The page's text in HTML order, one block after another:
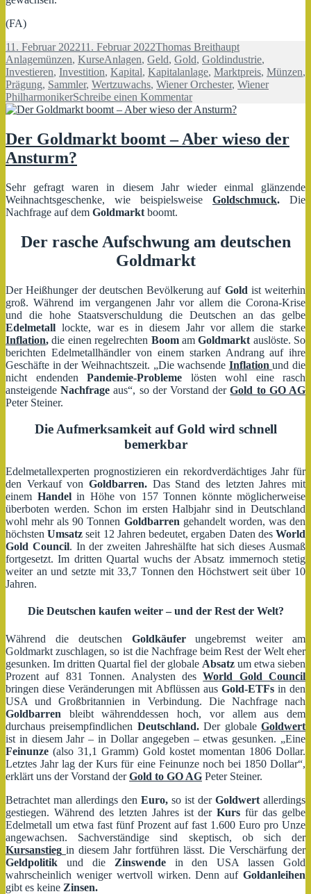
(FA)
Veröffentlicht
am
11. Februar 202211. Februar 2022Autor
Thomas BreithauptKategorien
Anlagemünzen, KurseSchlagwörter
Anlagen, Geld, Gold, Goldindustrie,
Investieren, Investition, Kapital, Kapitalanlage, Marktpreis, Münzen,
Prägung, Sammler, Wertzuwachs, Wiener Orchester, Wiener
PhilharmonikerSchreibe einen Kommentarzu
Anlagemünze
musikalischem
Design
Der Goldmarkt boomt – Aber wieso der
Ansturm?
Sehr gefragt waren in diesem Jahr wieder einmal glänzende
Weihnachtsgeschenke, wie beispielsweise Goldschmuck. Die
Nachfrage auf dem Goldmarkt boomt.
Der rasche Aufschwung am deutschen
Goldmarkt
Der Heißhunger der deutschen Bevölkerung auf Gold ist weiterhin
groß. Während im vergangenen Jahr vor allem die Corona-Krise
und die hohe Staatsverschuldung die Deutschen an das gelbe
Edelmetall lockte, war es in diesem Jahr vor allem die starke
Inflation, die einen regelrechten BoomamGoldmarkt auslöste. So
berichten Edelmetallhändler von einem starken Andrang auf ihre
Geschäfte in der Weihnachtszeit. „Die wachsende Inflation und die
nicht endenden Pandemie-Probleme lösten wohl eine rasch
ansteigendeNachfrage aus“, so der Vorstand derGold to GO AG
Peter Steiner.
Die Aufmerksamkeit auf Gold wird schnell
bemerkbar
Edelmetallexperten prognostizieren ein rekordverdächtiges Jahr für
den Verkauf von Goldbarren. Das Stand des letzten Jahres mit
einem Handelin Höhe von 157 Tonnen könnte möglicherweise
überboten werden. Schon im ersten Halbjahr sind in Deutschland
wohl mehr als 90 Tonnen Goldbarren gehandelt worden, was den
höchstenUmsatz seit 12 Jahren bedeutet, ergaben Daten desWorld
Gold Council. In der zweiten Jahreshälfte hat sich dieses Ausmaß
fortgesetzt. Im dritten Quartal wuchs der Absatz immernoch stetig
weiter an und setzte mit 33,7 Tonnen den Höchstwert seit über 10
Jahren.
Die Deutschen kaufen weiter – und der Rest der Welt?
Während die deutschen Goldkäuferungebremst weiter am
Goldmarkt zuschlagen, so ist die Nachfrage beim Rest der Welt eher
gesunken. Im dritten Quartal fiel der globale Absatzum etwa sieben
Prozent auf 831 Tonnen. Analysten desWorld Gold Council
bringen diese Veränderungen mit Abflüssen aus Gold-ETFsin den
USA und Großbritannien in Verbindung. Die Nachfrage nach
Goldbarren bleibt währenddessen hoch, vor allem aus dem
durchaus preisempfindlichen Deutschland.Der globaleGoldwert
ist in diesem Jahr – in Dollar angegeben – etwas gesunken. „Eine
Feinunze (also 31,1 Gramm) Gold kostet momentan 1806 Dollar.
Letztes Jahr lag der Kurs für eine Feinunze noch bei 1850 Dollar“,
erklärt uns der Vorstand derGold to GO AG Peter Steiner.
Betrachtet man allerdings den Euro, so ist der Goldwert allerdings
gestiegen. Während des letzten Jahres ist derKurs für das gelbe
Edelmetall um etwa fast fünf Prozent auf fast 1.600 Euro pro Unze
angewachsen. Sachverständige sind skeptisch, ob sich der
Kursanstieg in diesem Jahr fortführen lässt. Die Verschärfung der
Geldpolitik und die Zinswendein den USA lassen Gold
wahrscheinlich weniger wertvoll wirken. Denn auf Goldanleihen
gibt es keine Zinsen.